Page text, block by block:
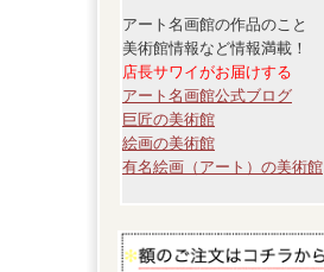
アート名画館の作品のこと
美術館情報など情報満載！
店長サワイがお届けする
アート名画館公式ブログ
巨匠の美術館
絵画の美術館
有名絵画（アート）の美術館